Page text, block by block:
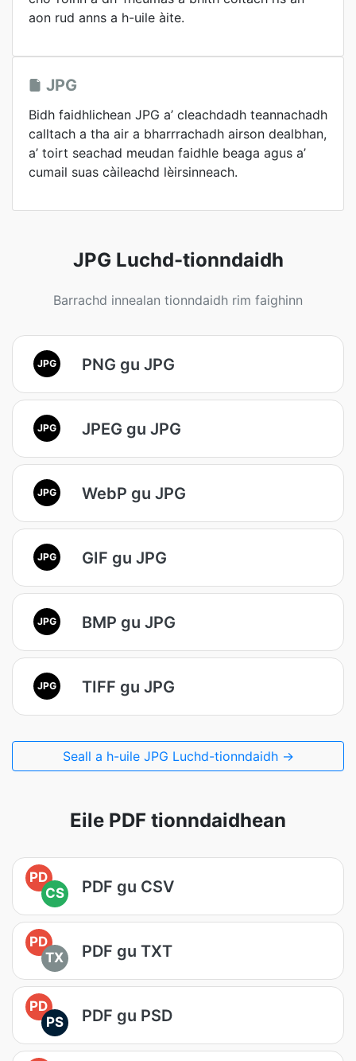
aon rud anns a h-uile àite.
JPG
Bidh faidhlichean JPG a’ cleachdadh teannachadh
calltach a tha air a bharrrachadh airson dealbhan,
a’ toirt seachad meudan faidhle beaga agus a’
cumail suas càileachd lèirsinneach.
JPG Luchd-tionndaidh
Barrachd innealan tionndaidh rim faighinn
JPG PNG gu JPG
JPG JPEG gu JPG
JPG WebP gu JPG
JPG GIF gu JPG
JPG BMP gu JPG
JPG TIFF gu JPG
Seall a h-uile JPG Luchd-tionndaidh →
Eile PDF tionndaidhean
PD
CS
PDF gu CSV
PD
TX
PDF gu TXT
PD
PS
PDF gu PSD